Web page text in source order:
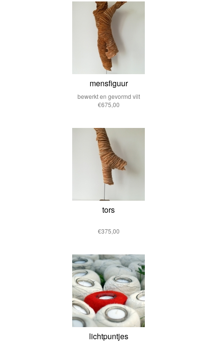
mensfiguur
bewerkt en gevormd vilt
€675,00
tors
€375,00
lichtpuntjes